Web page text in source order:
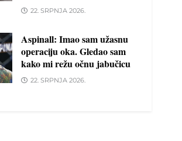
22. SRPNJA 2026.
Aspinall: Imao sam užasnu
operaciju oka. Gledao sam
kako mi režu očnu jabučicu
22. SRPNJA 2026.